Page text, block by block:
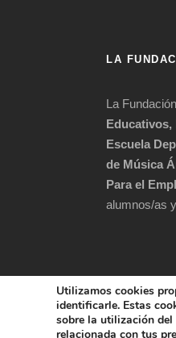
LA
La
Educativos,
Escuela
de Música
Para el
alumnos/as
Utilizamos cookies
identificarle. Estas
sobre la utilización
relacionada con tus